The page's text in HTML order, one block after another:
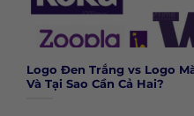
Logo Đen Trắng vs Logo
Và Tại Sao Cần Cả Hai?